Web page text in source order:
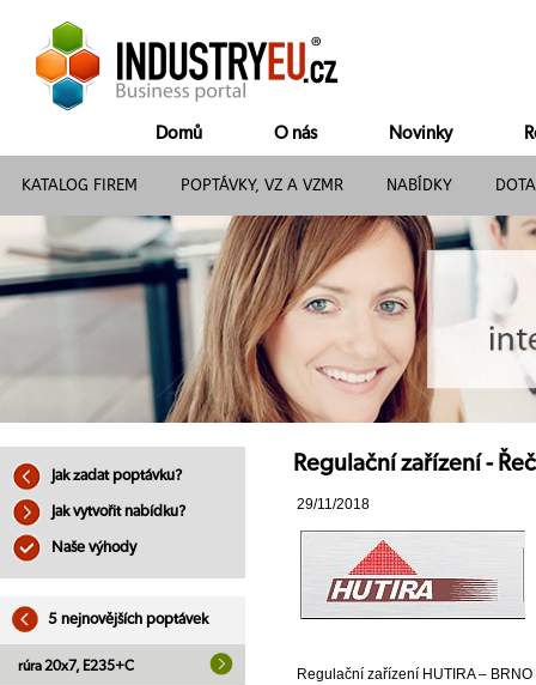
Domů O nás Novinky
KATALOG FIREM POPTÁVKY, VZ A VZMR NABÍDKY
Jak zadat poptávku?
Jak vytvořit nabídku?
Naše výhody
5 nejnovějších poptávek
rúra 20x7, E235+C
Regulační zařízení -
29/11/2018
Regulační zařízení HUTIRA –